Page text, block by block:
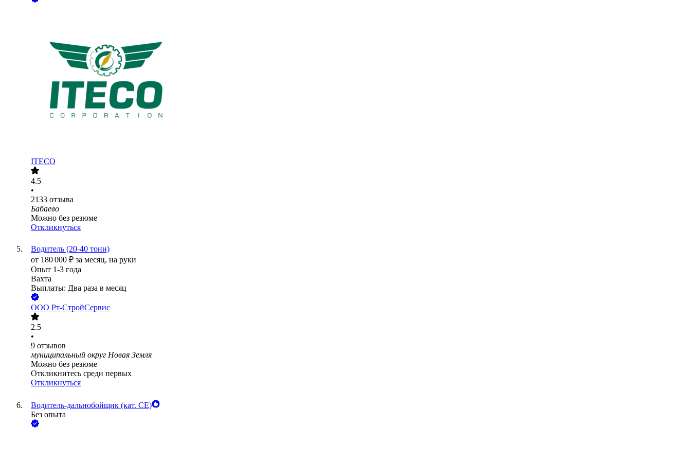
ITECO
4.5
•
2133 отзыва
Бабаево
Можно без резюме
Откликнуться
Водитель (20-40 тонн)
от 180 000 ₽ за месяц, на руки
Опыт 1-3 года
Вахта
Выплаты: Два раза в месяц
ООО Рт-СтройСервис
2.5
•
9 отзывов
муниципальный округ Новая Земля
Можно без резюме
Откликнитесь среди первых
Откликнуться
Водитель-дальнобойщик (кат. CE)
Без опыта